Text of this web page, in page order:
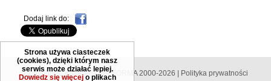
Strona używa ciasteczek
(cookies), dzięki którym nasz
serwis może działać lepiej.
Dowiedz się więcejo plikach
Gryko Krzysztof
Guillevic
Gwiazda-Elmerych Małgorzata
Helbig Brygida
Andrzej Wojciechowski
Dodaj link do:
Copyright © Wydawnictwo FORMA 2000-2026 | Polityka prywatności